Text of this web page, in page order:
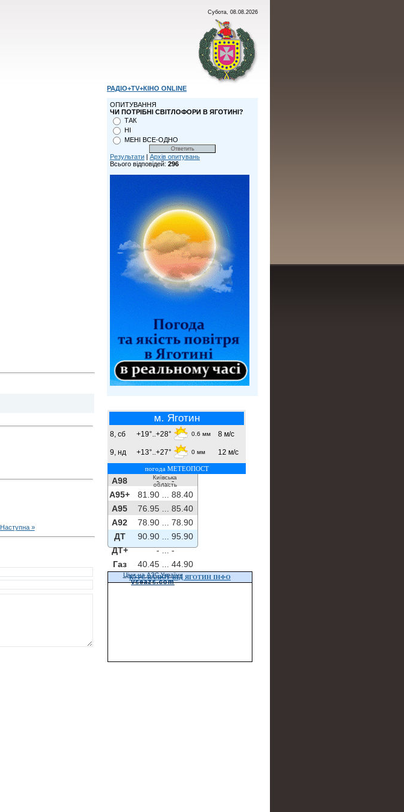
Субота, 08.08.2026
Наступна »
РАДІО+TV+КІНО ONLINE
ОПИТУВАННЯ
ЧИ ПОТРІБНІ СВІТЛОФОРИ В ЯГОТИНІ?
ТАК
НІ
МЕНІ ВСЕ-ОДНО
Результати | Архів опитувань
Всього відповідей: 296
м. Яготин
8, сб +19°..+28° 0.6 мм 8 м/с
9, нд +13°..+27° 0 мм 12 м/с
погода МЕТЕОПОСТ
Київська
область
A98 - ...-
A95+
81.90 ...
88.40
A95
76.95 ...
85.40
A92
78.90 ...
78.90
ДТ
90.90 ...
95.90
ДТ+
- ...-
Газ
40.45 ... 44.90
Ціни на АЗС України
vseazs.com
КУРС ВАЛЮТ ВІД ЯГОТИН ІНФО